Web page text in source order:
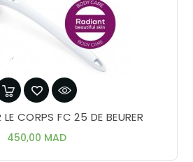
CORPS FC 25 DE BEURER
450,00 MADPrix